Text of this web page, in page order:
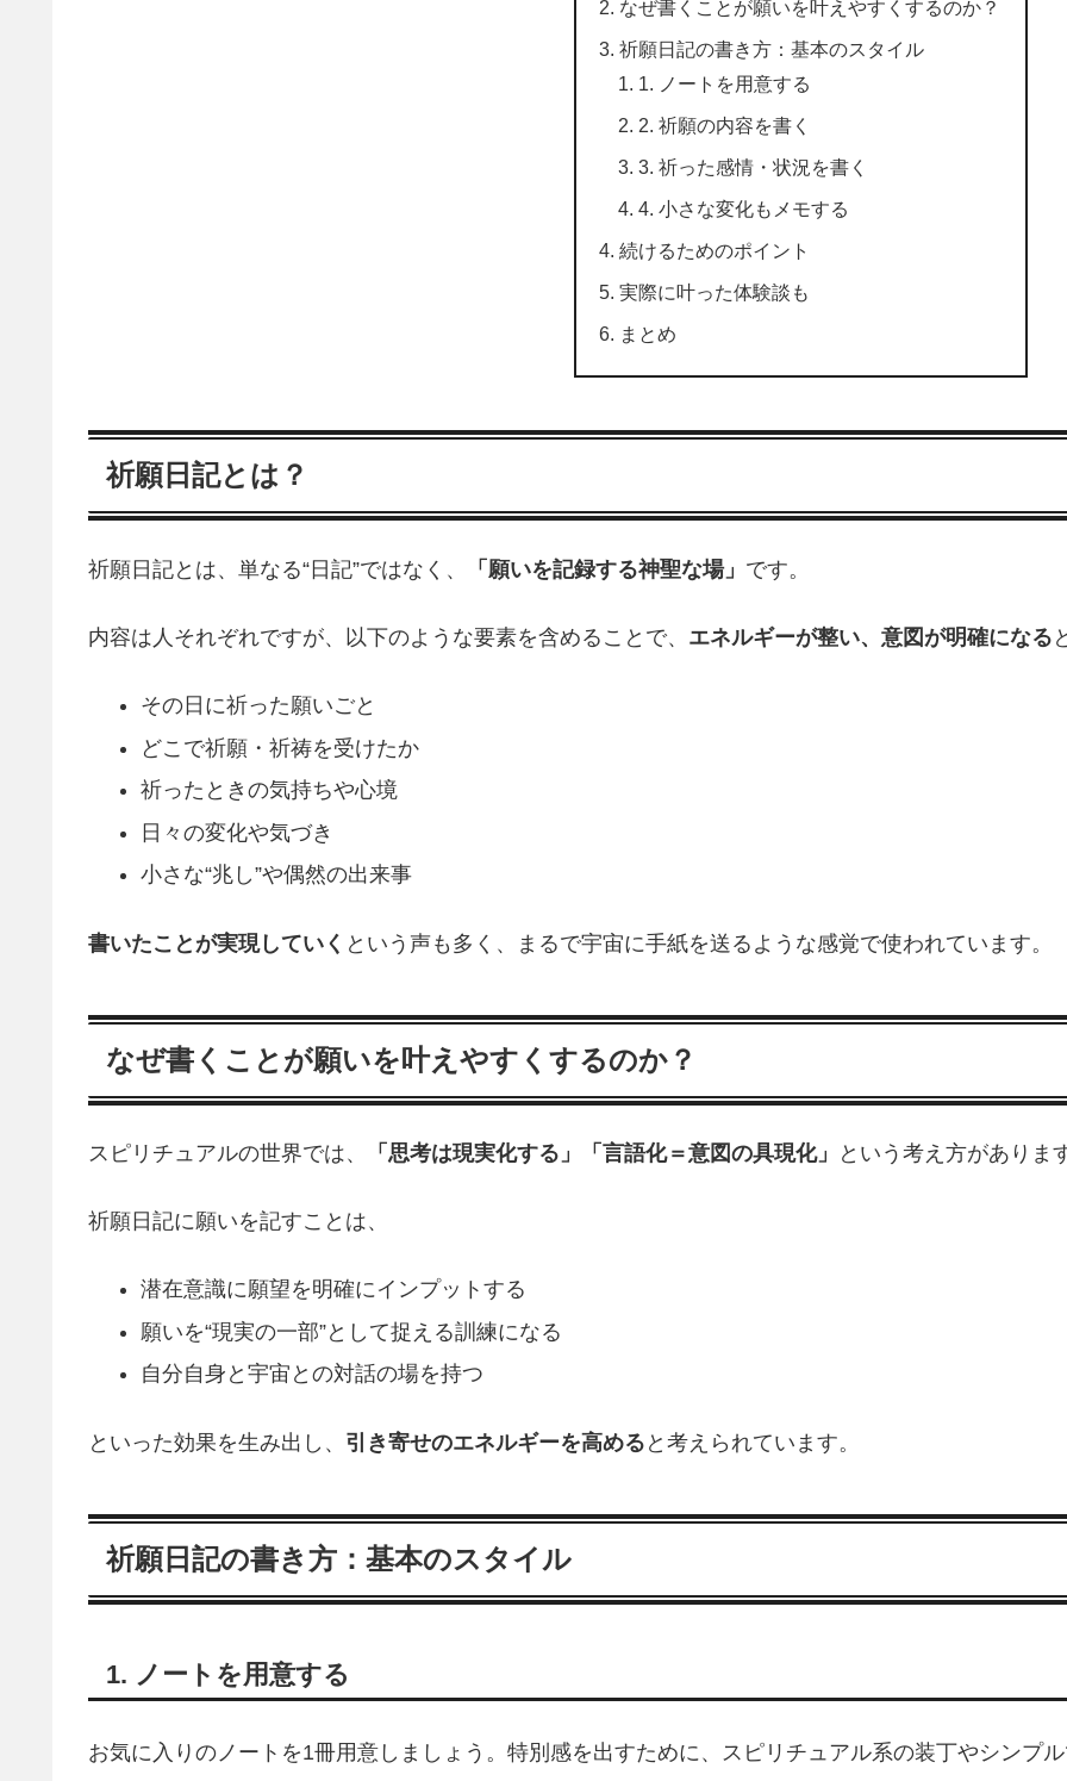
なぜ書くことが願いを叶えやすくするのか？
祈願日記の書き方：基本のスタイル
1. ノートを用意する
2. 祈願の内容を書く
3. 祈った感情・状況を書く
4. 小さな変化もメモする
続けるためのポイント
実際に叶った体験談も
まとめ
祈願日記とは？
祈願日記とは、単なる“日記”ではなく、 「願いを記録する神聖な場」 です。
内容は人それぞれですが、以下のような要素を含めることで、 エネルギーが整い、意図が明確になる
その日に祈った願いごと
どこで祈願・祈祷を受けたか
祈ったときの気持ちや心境
日々の変化や気づき
小さな“兆し”や偶然の出来事
書いたことが実現していく という声も多く、まるで宇宙に手紙を送るような感覚で使われています。
なぜ書くことが願いを叶えやすくするのか？
スピリチュアルの世界では、 「思考は現実化する」「言語化＝意図の具現化」 という考え方がありま
祈願日記に願いを記すことは、
潜在意識に願望を明確にインプットする
願いを“現実の一部”として捉える訓練になる
自分自身と宇宙との対話の場を持つ
といった効果を生み出し、 引き寄せのエネルギーを高める と考えられています。
祈願日記の書き方：基本のスタイル
1. ノートを用意する
お気に入りのノートを1冊用意しましょう。特別感を出すために、スピリチュアル系の装丁やシンプ